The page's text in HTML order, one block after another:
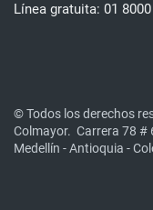
Línea gratuita: 01
© Todos los derechos
Colmayor. Carrera 78 #
Medellín - Antioquia -